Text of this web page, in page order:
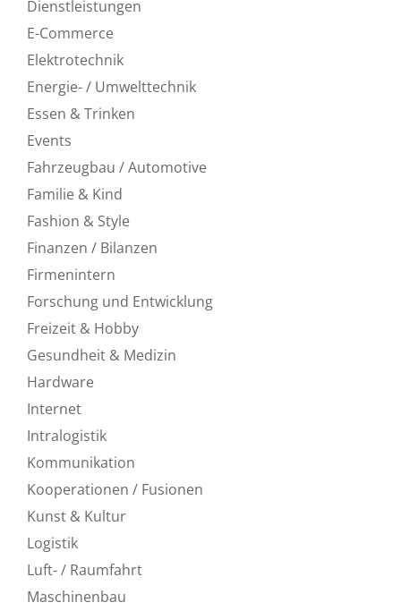
Dienstleistungen
E-Commerce
Elektrotechnik
Energie- / Umwelttechnik
Essen & Trinken
Events
Fahrzeugbau / Automotive
Familie & Kind
Fashion & Style
Finanzen / Bilanzen
Firmenintern
Forschung und Entwicklung
Freizeit & Hobby
Gesundheit & Medizin
Hardware
Internet
Intralogistik
Kommunikation
Kooperationen / Fusionen
Kunst & Kultur
Logistik
Luft- / Raumfahrt
Maschinenbau